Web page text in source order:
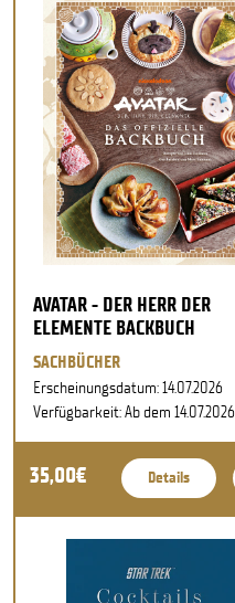
AVATAR - DER HERR DER
ELEMENTE BACKBUCH
SACHBÜCHER
Erscheinungsdatum: 14.07.2026
Verfügbarkeit: Ab dem 14.07.2026
35,00€ Details